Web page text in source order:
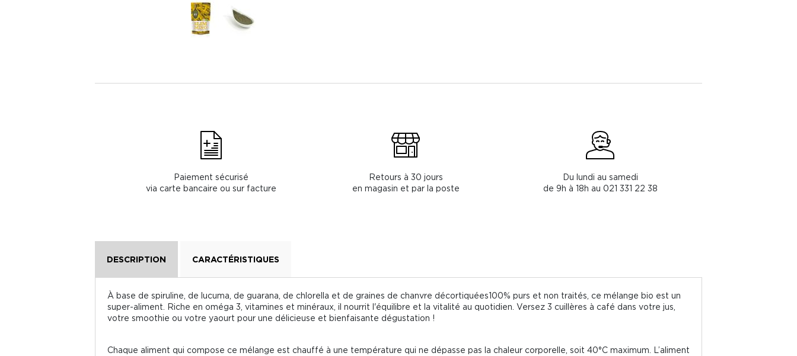
Paiement sécurisé
via carte bancaire ou sur facture
Retours à 30 jours
en magasin et par la poste
Du lundi au samedi
de 9h à 18h au 021 331 22 38
DESCRIPTION CARACTÉRISTIQUES
À base de spiruline, de lucuma, de guarana, de chlorella et de graines de chanvre décortiquées100% purs et non traités, ce mélange bio est un
super-aliment. Riche en oméga 3, vitamines et minéraux, il nourrit l'équilibre et la vitalité au quotidien. Versez 3 cuillères à café dans votre jus,
votre smoothie ou votre yaourt pour une délicieuse et bienfaisante dégustation !
Chaque aliment qui compose ce mélange est chauffé à une température qui ne dépasse pas la chaleur corporelle, soit 40°C maximum. L’aliment